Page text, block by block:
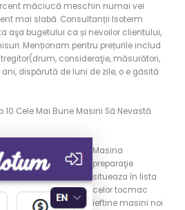
măciucă meschin numai vei
mai slabă. Consultanții Isoterm
aşa bugetului ca și nevoilor clientului,
Menționam pentru prețurile includ
consideraţie, măsurători,
dispărută de luni de zile, o e găsită
10 Cele Mai Bune Masini Să Nevastă
Masina
preparaţie
situeaza în lista
celor tocmac
ieftine masini noi